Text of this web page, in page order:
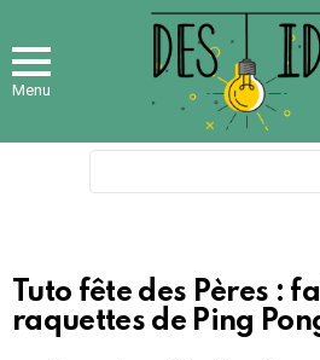
Menu
Tuto fête des Pères :
raquettes de Ping